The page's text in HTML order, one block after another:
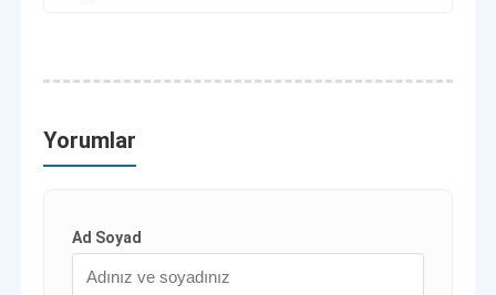
Yorumlar
Ad Soyad